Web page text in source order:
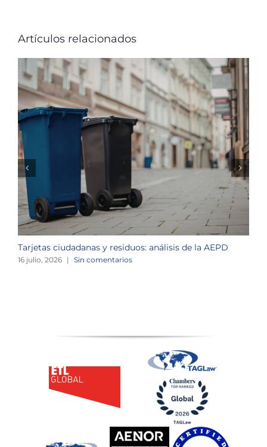
Artículos relacionados
Tarjetas ciudadanas y residuos: análisis de la AEPD
16 julio, 2026 | Sin comentarios